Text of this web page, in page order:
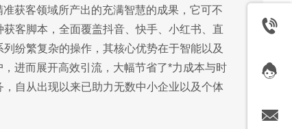
获客领域所产出的充满智慧的成果，它可不
客脚本，全面覆盖抖音、快手、小红书、直
纷繁复杂的操作，其核心优势在于智能以及
进而展开高效引流，大幅节省了*力成本与时
自从出现以来已助力无数中小企业以及个体